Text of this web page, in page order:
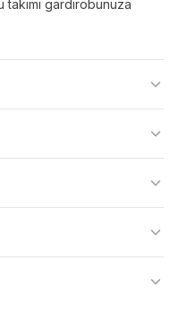
gardırobunuza